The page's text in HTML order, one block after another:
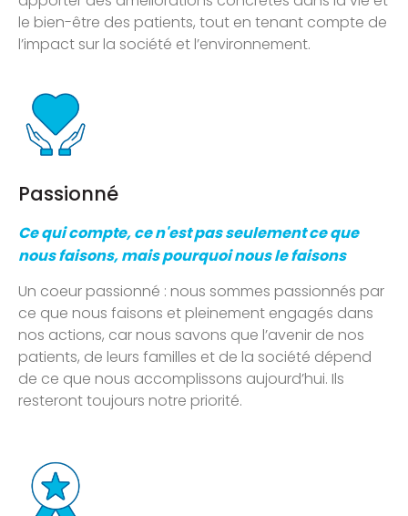
le bien-être des patients, tout en tenant compte de
l’impact sur la société et l’environnement.
Passionné
Ce qui compte, ce n'est pas seulement ce que
nous faisons, mais pourquoi nous le faisons
Un coeur passionné : nous sommes passionnés par
ce que nous faisons et pleinement engagés dans
nos actions, car nous savons que l’avenir de nos
patients, de leurs familles et de la société dépend
de ce que nous accomplissons aujourd’hui. Ils
resteront toujours notre priorité.